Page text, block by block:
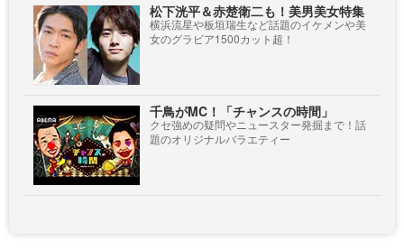
松下洸平＆赤楚衛二も！美男美女特集
横浜流星や板垣瑞生など話題のイケメンや美
女のグラビア1500カット超！
千鳥がMC！「チャンスの時間」
クセ強めの疑問やニュースター発掘まで！話
題のオリジナルバラエティー